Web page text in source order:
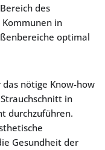
des
in
optimal
nötige Know-how
in
durchzuführen.
Gesundheit der